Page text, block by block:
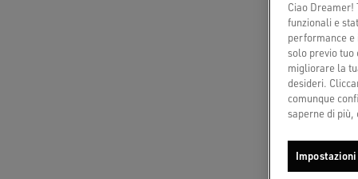
Ciao
funzionali e
performance e
solo previo tuo
migliorare la
desideri.
comunque
saperne di più,